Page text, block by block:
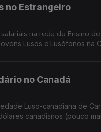
no Estrangeiro
na rede do Ensino
Lusos e Lusófonos na
no Canadá
Luso-canadiana de
canadianos (pouco